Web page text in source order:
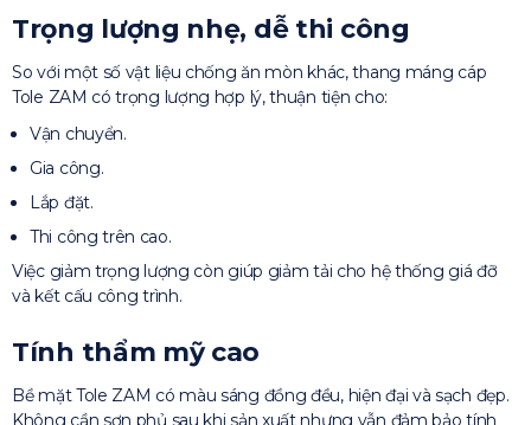
Trọng lượng nhẹ, dễ thi công
So với một số vật liệu chống ăn mòn khác, thang máng cáp
Tole ZAM có trọng lượng hợp lý, thuận tiện cho:
Vận chuyển.
Gia công.
Lắp đặt.
Thi công trên cao.
Việc giảm trọng lượng còn giúp giảm tải cho hệ thống giá đỡ
và kết cấu công trình.
Tính thẩm mỹ cao
Bề mặt Tole ZAM có màu sáng đồng đều, hiện đại và sạch đẹp.
Không cần sơn phủ sau khi sản xuất nhưng vẫn đảm bảo tính